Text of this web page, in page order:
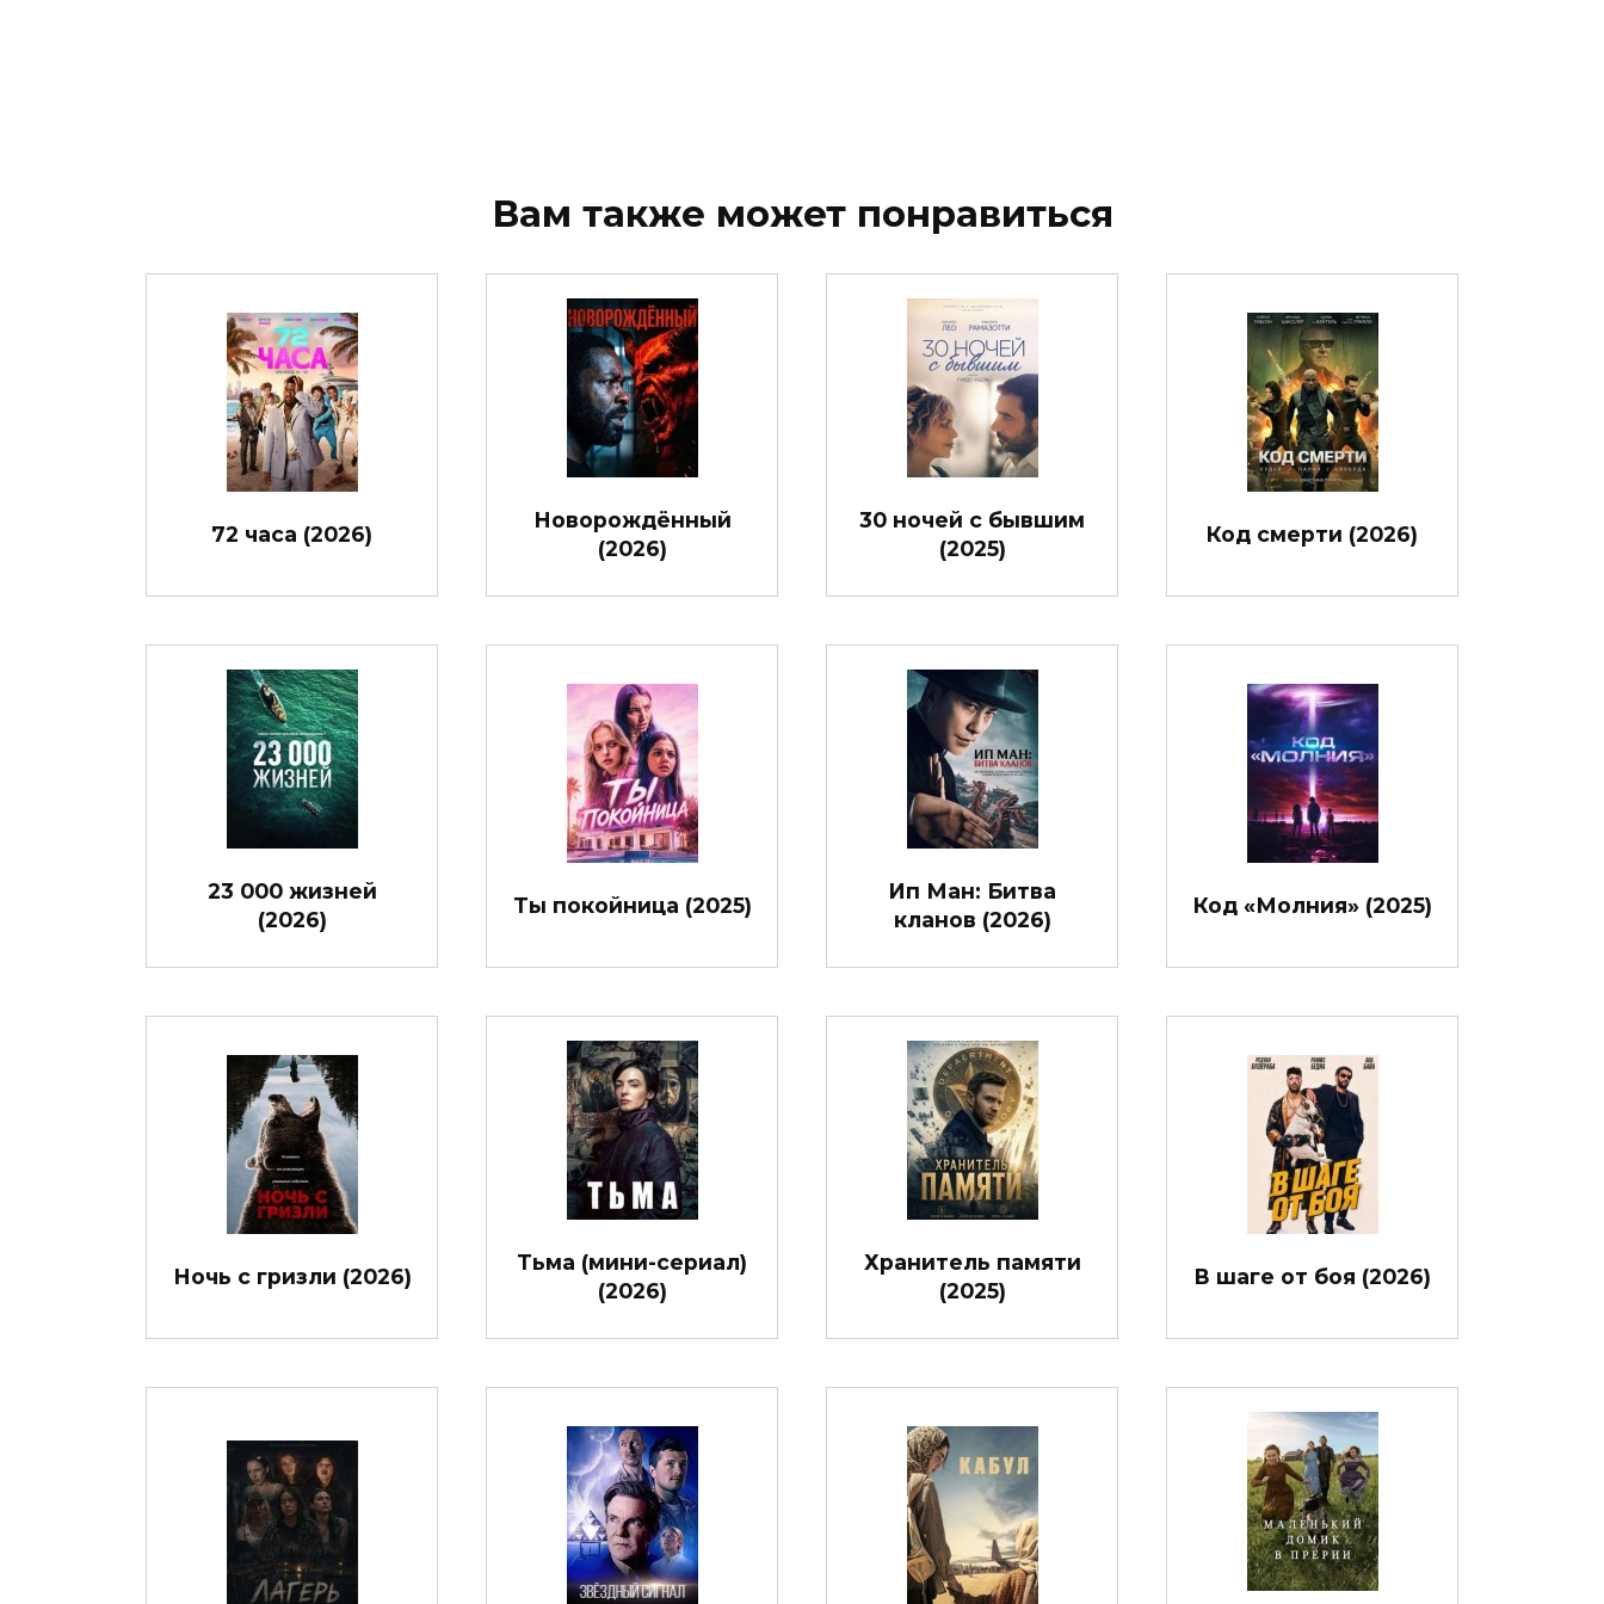
Вам также может понравиться
72 часа (2026)
Новорождённый
(2026)
30 ночей с бывшим
(2025)
Код смерти (2026)
23 000 жизней
(2026)
Ты покойница (2025)
Ип Ман: Битва
кланов (2026)
Код «Молния» (2025)
Ночь с гризли (2026)
Тьма (мини-сериал)
(2026)
Хранитель памяти
(2025)
В шаге от боя (2026)